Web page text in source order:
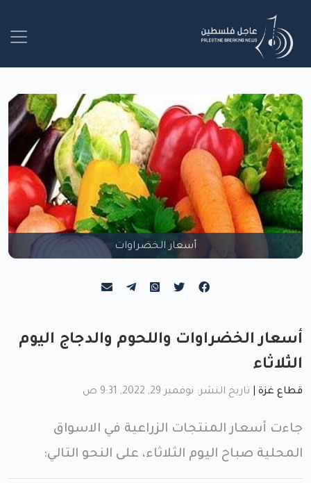
أسعار الخضراوات
أسعار الخضراوات واللحوم والدجاج اليوم
الثلاثاء
قطاع غزة تاريخ النشر: نوفمبر 29, 2022, 9:31 ص
جاءت أسعار المنتجات الزراعية في الاسواق
المحلية صباح اليوم الثلاثاء، على النحو التالي: